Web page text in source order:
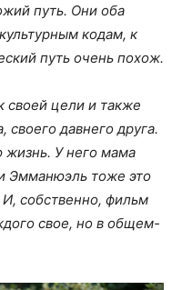
путь. Они оба
кодам, к
путь очень похож.
своей цели и также
давнего друга.
жизнь. У него мама
Эмманюэль тоже это
собственно, фильм
свое, но в общем-